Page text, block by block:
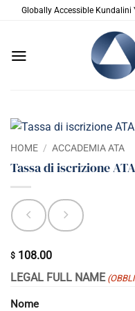
SaltaGlobally Accessible Kundalini
HOME / ACCADEMIA ATA
Tassa di iscrizione ATA
$ 108.00
LEGAL FULL NAME
Nome